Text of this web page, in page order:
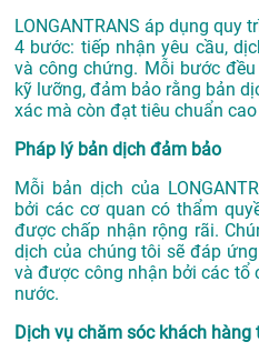
LONGANTRANS áp dụng quy
4 bước: tiếp nhận yêu cầu,
và công chứng. Mỗi bước
kỹ lưỡng, đảm bảo rằng bản
xác mà còn đạt tiêu chuẩn
Pháp lý bản dịch đảm bảo
Mỗi bản dịch của
bởi các cơ quan có thẩm
được chấp nhận rộng rãi.
dịch của chúng tôi sẽ đáp
và được công nhận bởi các tổ
nước.
Dịch vụ chăm sóc khách hàng